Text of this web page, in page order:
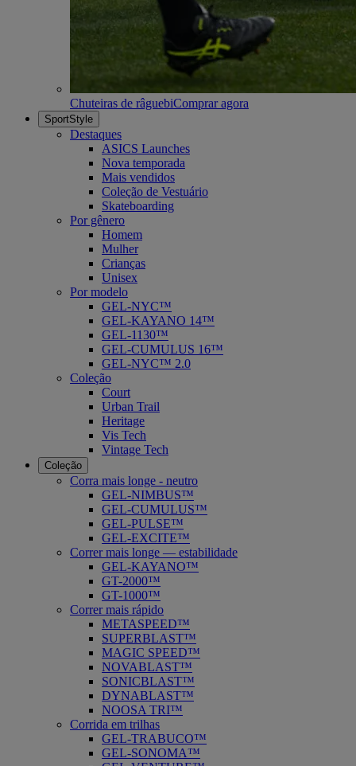
Chuteiras de râguebiComprar agora
SportStyle
Destaques
ASICS Launches
Nova temporada
Mais vendidos
Coleção de Vestuário
Skateboarding
Por gênero
Homem
Mulher
Crianças
Unisex
Por modelo
GEL-NYC™
GEL-KAYANO 14™
GEL-1130™
GEL-CUMULUS 16™
GEL-NYC™ 2.0
Coleção
Court
Urban Trail
Heritage
Vis Tech
Vintage Tech
Coleção
Corra mais longe - neutro
GEL-NIMBUS™
GEL-CUMULUS™
GEL-PULSE™
GEL-EXCITE™
Correr mais longe — estabilidade
GEL-KAYANO™
GT-2000™
GT-1000™
Correr mais rápido
METASPEED™
SUPERBLAST™
MAGIC SPEED™
NOVABLAST™
SONICBLAST™
DYNABLAST™
NOOSA TRI™
Corrida em trilhas
GEL-TRABUCO™
GEL-SONOMA™